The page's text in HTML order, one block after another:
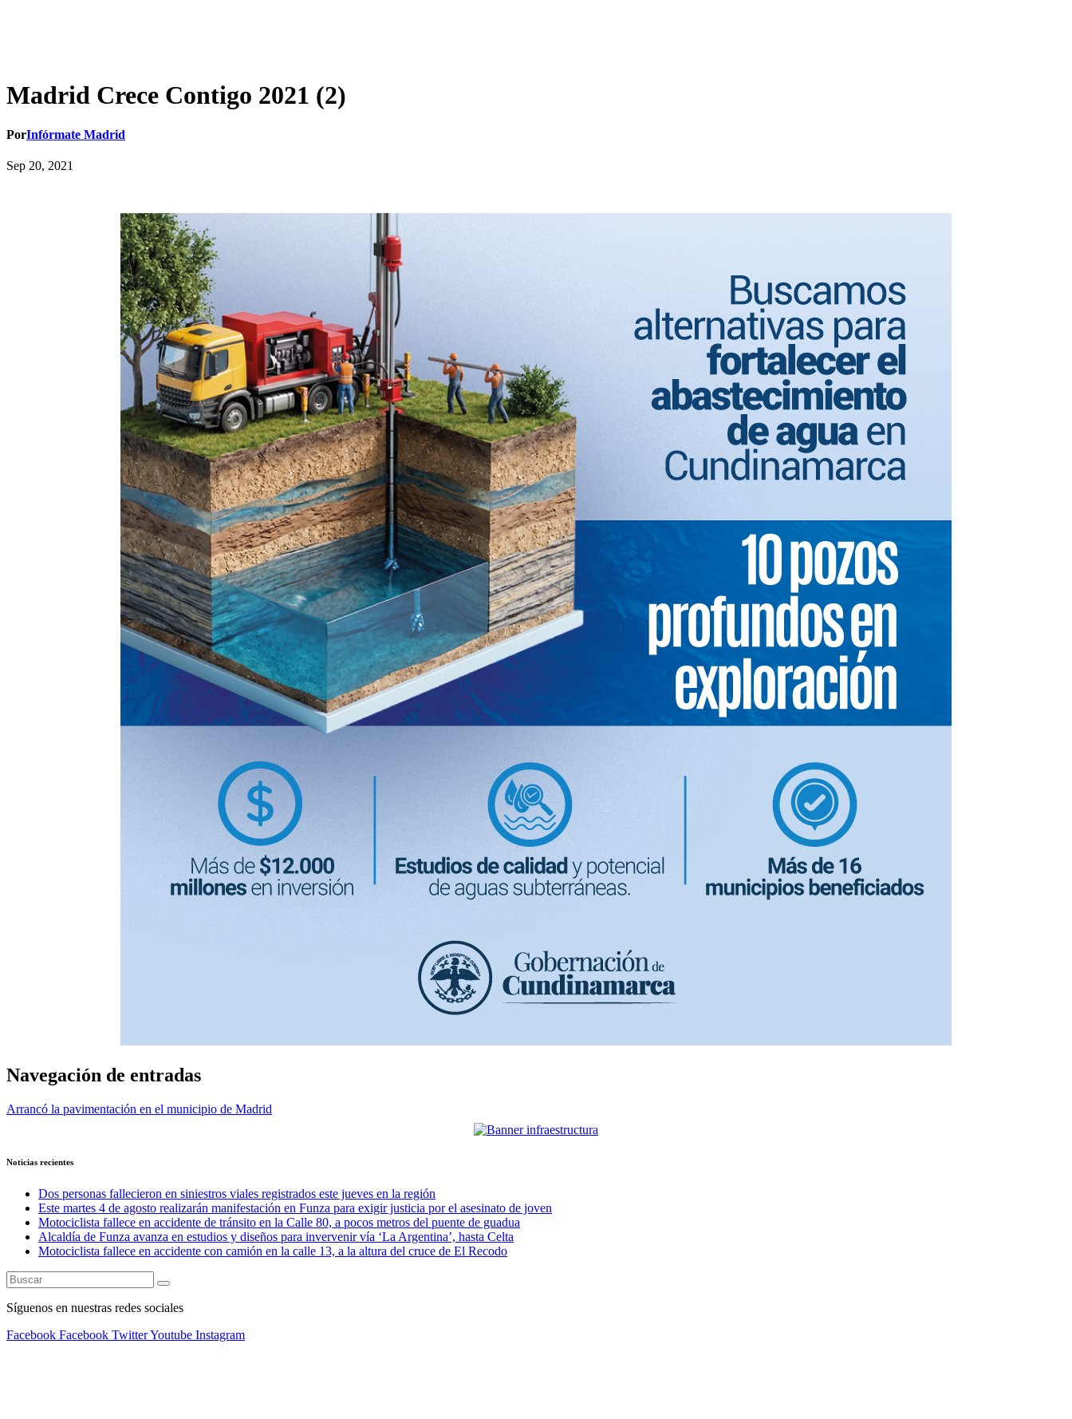
Madrid Crece Contigo 2021 (2)
PorInfórmate Madrid
Sep 20, 2021
Navegación de entradas
Arrancó la pavimentación en el municipio de Madrid
Noticias recientes
Dos personas fallecieron en siniestros viales registrados este jueves en la región
Este martes 4 de agosto realizarán manifestación en Funza para exigir justicia por el asesinato de joven
Motociclista fallece en accidente de tránsito en la Calle 80, a pocos metros del puente de guadua
Alcaldía de Funza avanza en estudios y diseños para invervenir vía ‘La Argentina’, hasta Celta
Motociclista fallece en accidente con camión en la calle 13, a la altura del cruce de El Recodo
Síguenos en nuestras redes sociales
Facebook Facebook TwitterYoutube Instagram